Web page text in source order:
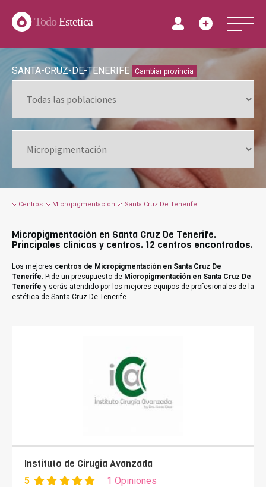
TodoEstetica
SANTA-CRUZ-DE-TENERIFE Cambiar provincia
Centros Micropigmentación Santa Cruz De Tenerife
Micropigmentación en Santa Cruz De Tenerife.
Principales clínicas y centros. 12 centros encontrados.
Los mejores centros de Micropigmentación en Santa Cruz De
Tenerife. Pide un presupuesto de Micropigmentación en Santa Cruz De
Tenerife y serás atendido por los mejores equipos de profesionales de la
estética de Santa Cruz De Tenerife.
Instituto de Cirugia Avanzada
5 1 Opiniones